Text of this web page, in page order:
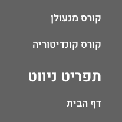
תפריט ניווט
דף הבית
קורס מנעולן
קורס קונדיטוריה